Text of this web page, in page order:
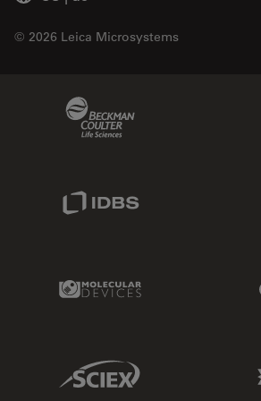
© 2026 Leica Microsystems
IDBS Link
Molecular Devices Link
Sciex Link